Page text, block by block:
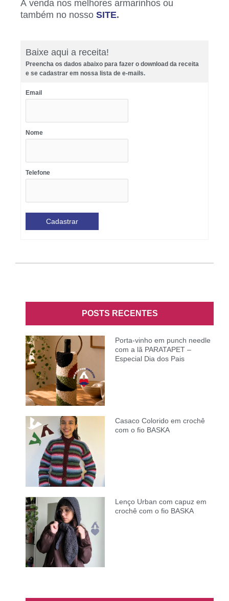
À venda nos melhores armarinhos ou
também no nosso SITE.
Baixe aqui a receita!
Preencha os dados abaixo para fazer o download da receita
e se cadastrar em nossa lista de e-mails.
Email
Nome
Telefone
POSTS RECENTES
Porta-vinho em punch needle
com a lã PARATAPET –
Especial Dia dos Pais
Casaco Colorido em crochê
com o fio BASKA
Lenço Urban com capuz em
crochê com o fio BASKA